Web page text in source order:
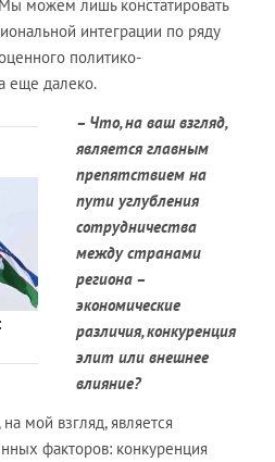
можем лишь констатировать
интеграции по ряду
политико-
еще далеко.
– Что, на ваш взгляд,
является главным
препятствием на
пути углубления
сотрудничества
между странами
региона –
экономические
различия, конкуренция
элит или внешнее
влияние?
мой взгляд, является
факторов: конкуренция